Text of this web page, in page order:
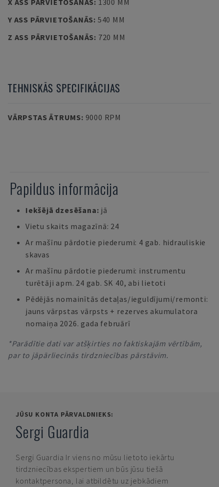
X ASS PĀRVIETOŠANĀS: 1300 MM
Y ASS PĀRVIETOŠANĀS: 540 MM
Z ASS PĀRVIETOŠANĀS: 720 MM
TEHNISKĀS SPECIFIKĀCIJAS
VĀRPSTAS ĀTRUMS: 9000 RPM
Papildus informācija
Iekšējā dzesēšana: jā
Vietu skaits magazīnā: 24
Ar mašīnu pārdotie piederumi: 4 gab. hidrauliskie
skavas
Ar mašīnu pārdotie piederumi: instrumentu
turētāji apm. 24 gab. SK 40, abi lietoti
Pēdējās nomainītās detaļas/ieguldījumi/remonti:
jauns vārpstas vārpsts + rezerves akumulatora
nomaiņa 2026. gada februārī
*Parādītie dati var atšķirties no faktiskajām vērtībām,
par to jāpārliecinās tirdzniecības pārstāvim.
JŪSU KONTA PĀRVALDNIEKS:
Sergi Guardia
Sergi Guardia Ir viens no mūsu lietoto iekārtu
tirdzniecības ekspertiem un būs jūsu tiešā
kontaktpersona, lai atbildētu uz jebkādiem